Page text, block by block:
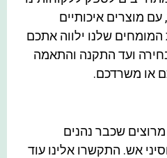
מוצרים איכותיים
המומחים שלנו ילווה אתכם
ועד התקנה והתאמה
או משרדכם.
שכבר נהנים
אש. התקשרו אלינו עוד